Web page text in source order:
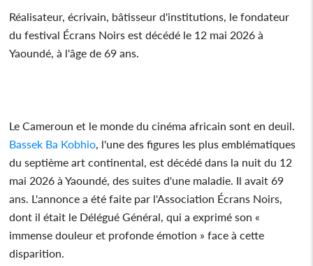
Réalisateur, écrivain, bâtisseur d'institutions, le fondateur
du festival Écrans Noirs est décédé le 12 mai 2026 à
Yaoundé, à l'âge de 69 ans.
Le Cameroun et le monde du cinéma africain sont en deuil.
Bassek Ba Kobhio , l'une des figures les plus emblématiques
du septième art continental, est décédé dans la nuit du 12
mai 2026 à Yaoundé, des suites d'une maladie. Il avait 69
ans. L'annonce a été faite par l'Association Écrans Noirs,
dont il était le Délégué Général, qui a exprimé son «
immense douleur et profonde émotion » face à cette
disparition.